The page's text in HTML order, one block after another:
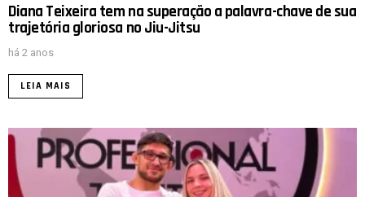
Diana Teixeira tem na superação a palavra-chave de sua
trajetória gloriosa no Jiu-Jitsu
há 2 anos
LEIA MAIS